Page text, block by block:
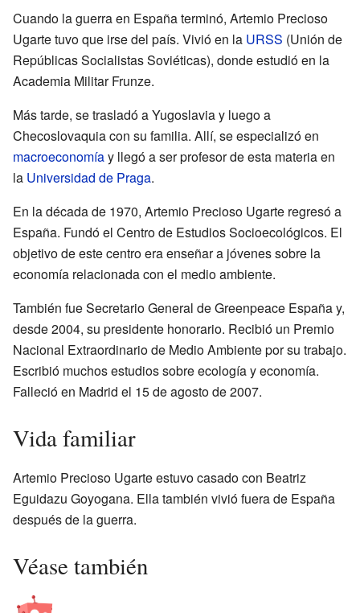
Cuando la guerra en España terminó, Artemio Precioso
Ugarte tuvo que irse del país. Vivió en la URSS (Unión de
Repúblicas Socialistas Soviéticas), donde estudió en la
Academia Militar Frunze.
Más tarde, se trasladó a Yugoslavia y luego a
Checoslovaquia con su familia. Allí, se especializó en
macroeconomíay llegó a ser profesor de esta materia en
la Universidad de Praga.
En la década de 1970, Artemio Precioso Ugarte regresó a
España. Fundó el Centro de Estudios Socioecológicos. El
objetivo de este centro era enseñar a jóvenes sobre la
economía relacionada con el medio ambiente.
También fue Secretario General de Greenpeace España y,
desde 2004, su presidente honorario. Recibió un Premio
Nacional Extraordinario de Medio Ambiente por su trabajo.
Escribió muchos estudios sobre ecología y economía.
Falleció en Madrid el 15 de agosto de 2007.
Vida familiar
Artemio Precioso Ugarte estuvo casado con Beatriz
Eguidazu Goyogana. Ella también vivió fuera de España
después de la guerra.
Véase también